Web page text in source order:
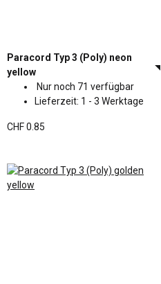
Paracord Typ 3 (Poly) neon
yellow
Nur noch 71 verfügbar
Lieferzeit: 1 - 3 Werktage
CHF 0.85